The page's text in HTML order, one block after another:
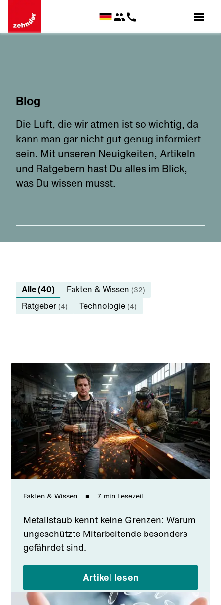
Blog
Die Luft, die wir atmen ist so wichtig, da
kann man gar nicht gut genug informiert
sein. Mit unseren Neuigkeiten, Artikeln
und Ratgebern hast Du alles im Blick,
was Du wissen musst.
Alle (40) Fakten & Wissen (32)
Ratgeber (4) Technologie (4)
Fakten & Wissen 7 min Lesezeit
Metallstaub kennt keine Grenzen: Warum
ungeschützte Mitarbeitende besonders
gefährdet sind.
Artikel lesen